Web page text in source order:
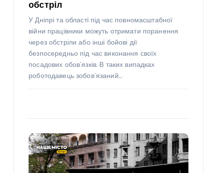
обстріл
У Дніпрі та області під час повномасштабної
війни працівники можуть отримати поранення
через обстріли або інші бойові дії
безпосередньо під час виконання своїх
посадових обов’язків. В таких випадках
роботодавець зобов’язаний…